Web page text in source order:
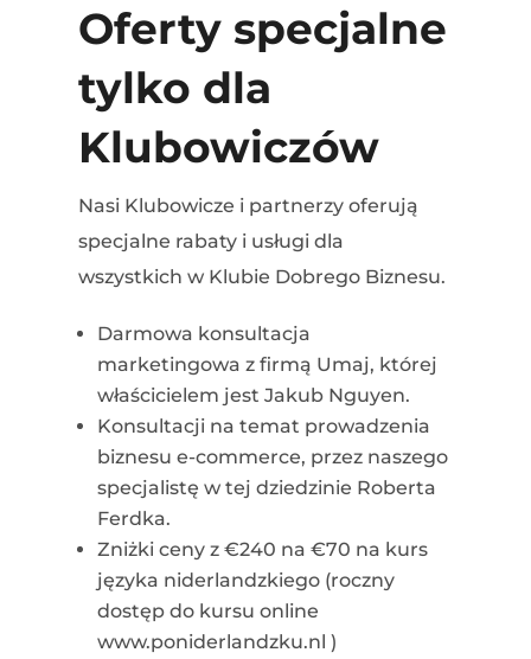
Oferty specjalne
tylko dla
Klubowiczów
Nasi Klubowicze i partnerzy oferują
specjalne rabaty i usługi dla
wszystkich w Klubie Dobrego Biznesu.
Darmowa konsultacja
marketingowa z firmą Umaj, której
właścicielem jest Jakub Nguyen.
Konsultacji na temat prowadzenia
biznesu e-commerce, przez naszego
specjalistę w tej dziedzinie Roberta
Ferdka.
Zniżki ceny z €240 na €70 na kurs
języka niderlandzkiego (roczny
dostęp do kursu online
www.poniderlandzku.nl )